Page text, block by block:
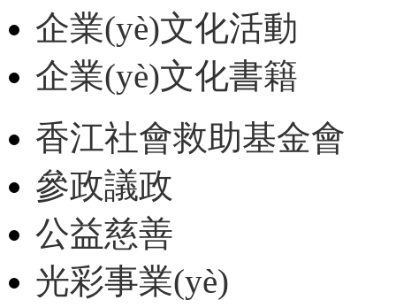
企業(yè)文化活動
企業(yè)文化書籍
香江社會救助基金會
參政議政
公益慈善
光彩事業(yè)